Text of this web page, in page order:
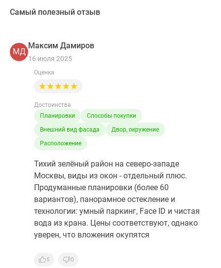
Самый полезный отзыв
МД
Максим Дамиров
16 июля 2025
Оценка
Достоинства
Планировки
Способы покупки
Внешний вид фасада
Двор, окружение
Расположение
Тихий зелёный район на северо-западе
Москвы, виды из окон - отдельный плюс.
Продуманные планировки (более 60
вариантов), панорамное остекление и
технологии: умный паркинг, Face ID и чистая
вода из крана. Цены соответствуют, однако
уверен, что вложения окупятся
5 0